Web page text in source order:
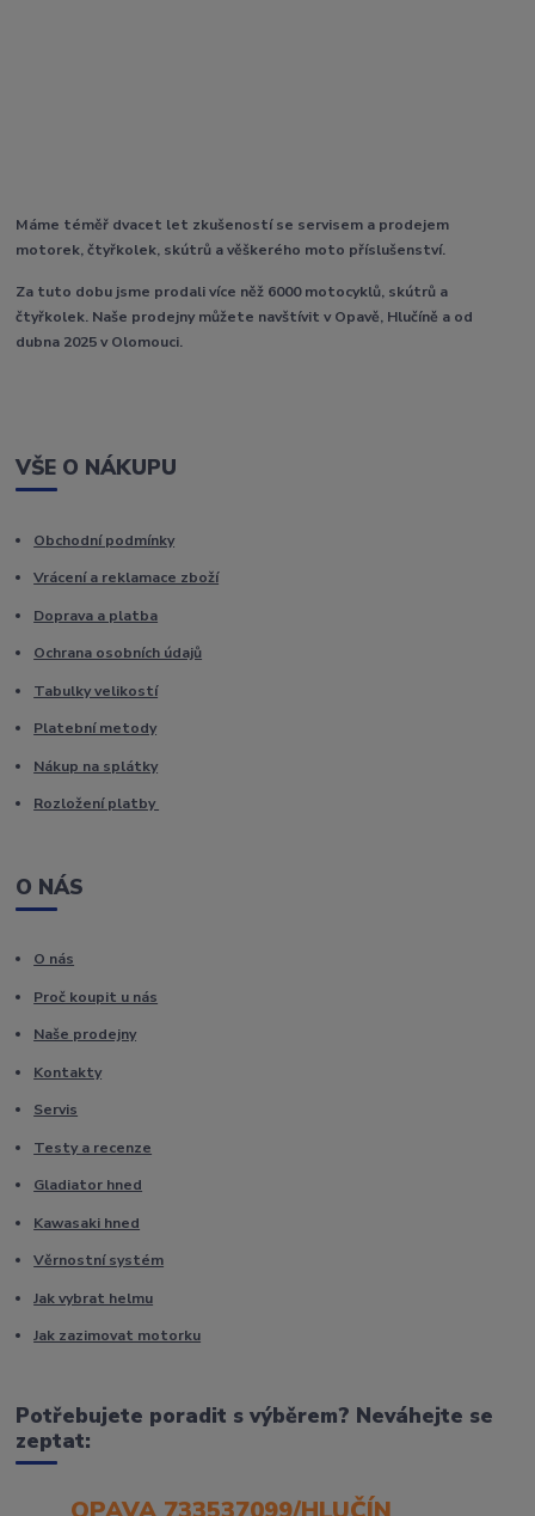
Máme téměř dvacet let zkušeností se servisem a prodejem
motorek, čtyřkolek, skútrů a věškerého moto příslušenství.
Za tuto dobu jsme prodali více něž 6000 motocyklů, skútrů a
čtyřkolek. Naše prodejny můžete navštívit v Opavě, Hlučíně a od
dubna 2025 v Olomouci.
VŠE O NÁKUPU
Obchodní podmínky
Vrácení a reklamace zboží
Doprava a platba
Ochrana osobních údajů
Tabulky velikostí
Platební metody
Nákup na splátky
Rozložení platby
O NÁS
O nás
Proč koupit u nás
Naše prodejny
Kontakty
Servis
Testy a recenze
Gladiator hned
Kawasaki hned
Věrnostní systém
Jak vybrat helmu
Jak zazimovat motorku
Potřebujete poradit s výběrem? Neváhejte se
zeptat: